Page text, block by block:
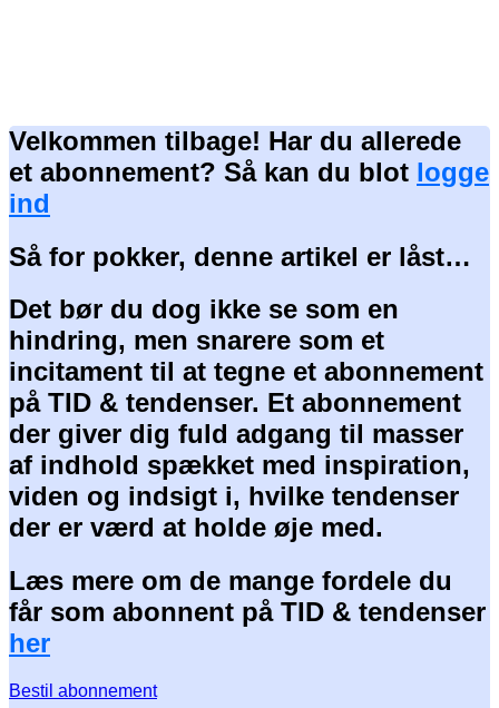
Velkommen tilbage! Har du allerede
et abonnement? Så kan du blot logge
ind
Så for pokker, denne artikel er låst…
Det bør du dog ikke se som en
hindring, men snarere som et
incitament til at tegne et abonnement
på TID & tendenser. Et abonnement
der giver dig fuld adgang til masser
af indhold spækket med inspiration,
viden og indsigt i, hvilke tendenser
der er værd at holde øje med.
Læs mere om de mange fordele du
får som abonnent på TID & tendenser
her
Bestil abonnement